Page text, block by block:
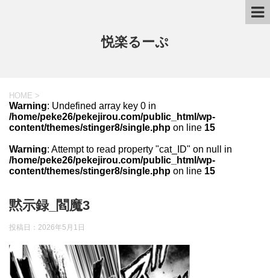
悦楽るーぷ
HOME >
Warning: Undefined array key 0 in
/home/peke26/pekejirou.com/public_html/wp-
content/themes/stinger8/single.php on line 15
Warning: Attempt to read property "cat_ID" on null in
/home/peke26/pekejirou.com/public_html/wp-
content/themes/stinger8/single.php on line 15
黙示録_閻魔3
投稿日： 2026年5月1日